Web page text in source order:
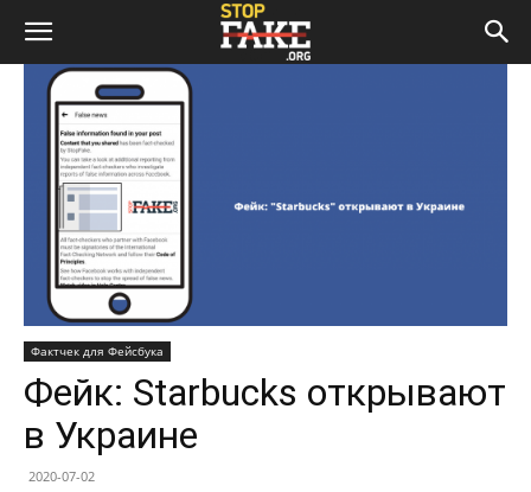
Фактчек для Фейсбука
Фейк: Starbucks открывают
в Украине
2020-07-02